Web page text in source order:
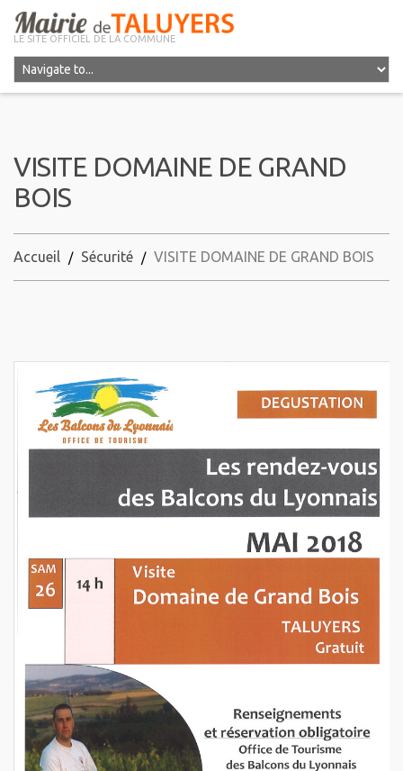
LE SITE OFFICIEL DE LA COMMUNE
VISITE DOMAINE DE GRAND
BOIS
Accueil Sécurité VISITE DOMAINE DE GRAND BOIS